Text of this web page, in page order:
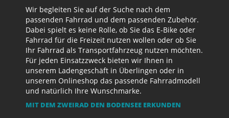
Wir begleiten Sie auf der Suche nach dem
passenden Fahrrad und dem passenden Zubehör.
Dabei spielt es keine Rolle, ob Sie das E-Bike oder
Fahrrad für die Freizeit nutzen wollen oder ob Sie
Ihr Fahrrad als Transportfahrzeug nutzen möchten.
Für jeden Einsatzzweck bieten wir Ihnen in
unserem Ladengeschäft in Überlingen oder in
unserem Onlineshop das passende Fahrradmodell
und natürlich Ihre Wunschmarke.
MIT DEM ZWEIRAD DEN BODENSEE ERKUNDEN